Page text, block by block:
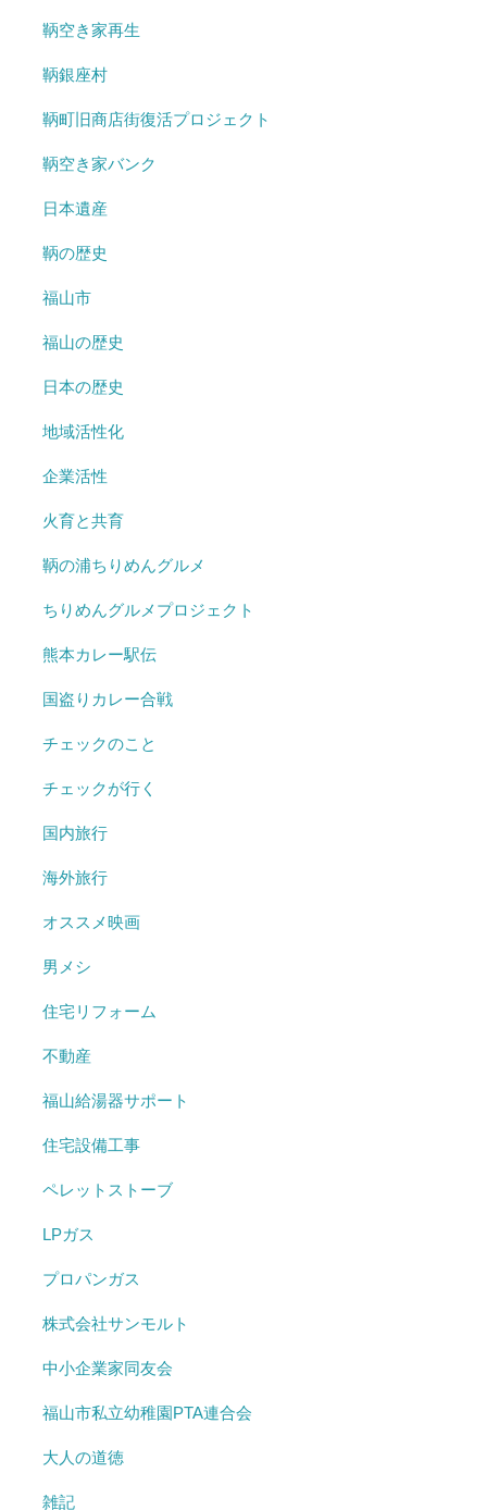
鞆空き家再生
鞆銀座村
鞆町旧商店街復活プロジェクト
鞆空き家バンク
日本遺産
鞆の歴史
福山市
福山の歴史
日本の歴史
地域活性化
企業活性
火育と共育
鞆の浦ちりめんグルメ
ちりめんグルメプロジェクト
熊本カレー駅伝
国盗りカレー合戦
チェックのこと
チェックが行く
国内旅行
海外旅行
オススメ映画
男メシ
住宅リフォーム
不動産
福山給湯器サポート
住宅設備工事
ペレットストーブ
LPガス
プロパンガス
株式会社サンモルト
中小企業家同友会
福山市私立幼稚園PTA連合会
大人の道徳
雑記